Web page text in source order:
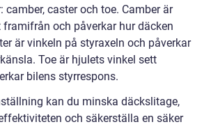
camber, caster och toe. Camber är
och påverkar hur däcken
är vinkeln på styraxeln och påverkar
Toe är hjulets vinkel sett
bilens styrrespons.
kan du minska däckslitage,
och säkerställa en säker